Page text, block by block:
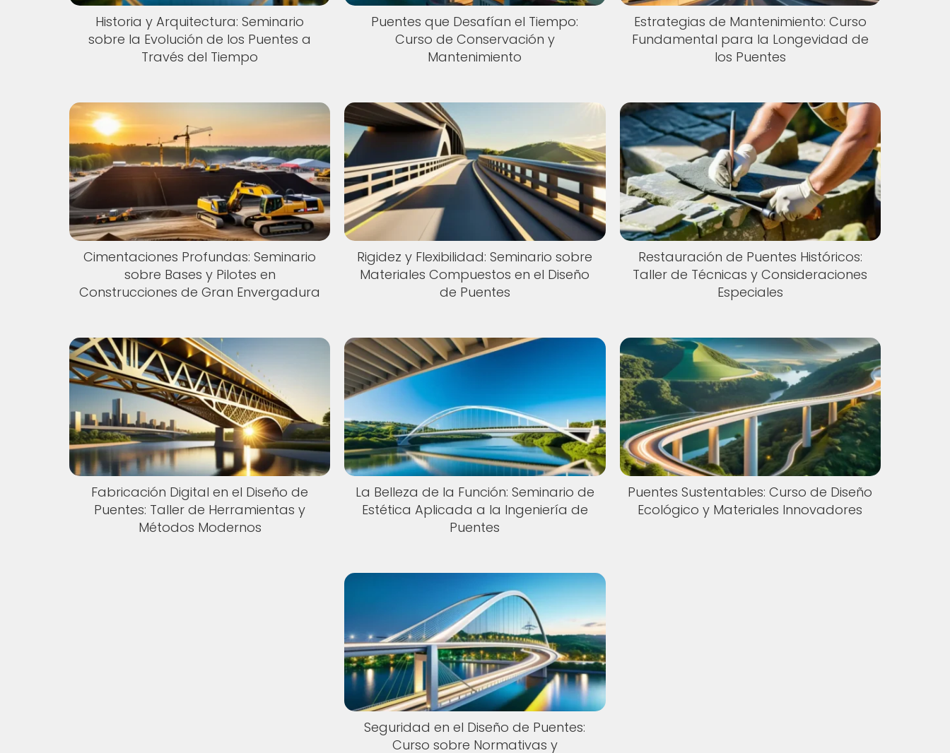
Historia y Arquitectura: Seminario
sobre la Evolución de los Puentes a
Través del Tiempo
Puentes que Desafían el Tiempo:
Curso de Conservación y
Mantenimiento
Estrategias de Mantenimiento: Curso
Fundamental para la Longevidad de
los Puentes
Cimentaciones Profundas: Seminario
sobre Bases y Pilotes en
Construcciones de Gran Envergadura
Rigidez y Flexibilidad: Seminario sobre
Materiales Compuestos en el Diseño
de Puentes
Restauración de Puentes Históricos:
Taller de Técnicas y Consideraciones
Especiales
Fabricación Digital en el Diseño de
Puentes: Taller de Herramientas y
Métodos Modernos
La Belleza de la Función: Seminario de
Estética Aplicada a la Ingeniería de
Puentes
Puentes Sustentables: Curso de Diseño
Ecológico y Materiales Innovadores
Seguridad en el Diseño de Puentes:
Curso sobre Normativas y